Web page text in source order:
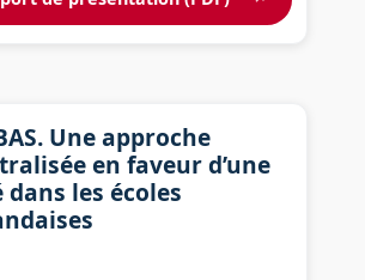
Une approche
en faveur d’une
les écoles